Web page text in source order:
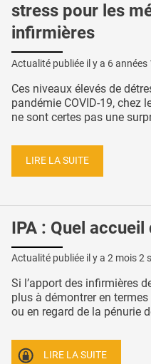
stress pour les
infirmières
Actualité publiée il y a 6 années
Ces niveaux élevés de
pandémie COVID-19, chez
ne sont certes pas une
LIRE LA SUITE
IPA : Quel
Actualité publiée il y a 2 mois 2
Si l’apport des infirmières
plus à démontrer en
ou en regard de la pénurie
LIRE LA SUITE